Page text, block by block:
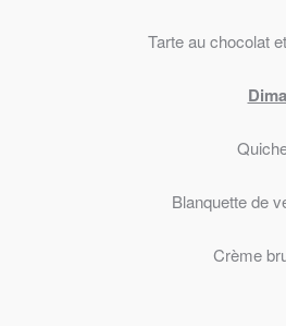
Tarte au chocolat
Blanquette de
Crème